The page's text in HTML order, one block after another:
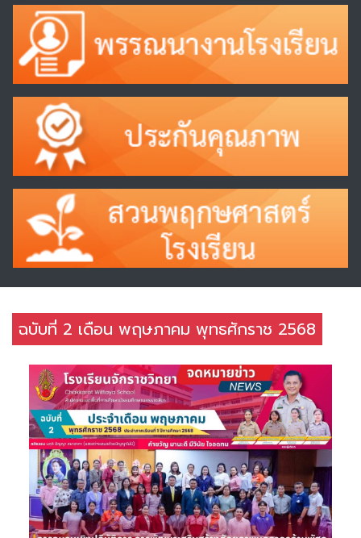
ฉบับที่ 2 เดือน พฤษภาคม พุทธศักราช 2568